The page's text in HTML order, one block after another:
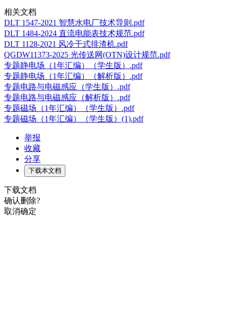
相关文档
DLT 1547-2021 智慧水电厂技术导则.pdf
DLT 1484-2024 直流电能表技术规范.pdf
DLT 1128-2021 风冷干式排渣机.pdf
QGDW11373-2025 光传送网(OTN)设计规范.pdf
专题静电场（1年汇编）（学生版）.pdf
专题静电场（1年汇编）（解析版）.pdf
专题电路与电磁感应（学生版）.pdf
专题电路与电磁感应（解析版）.pdf
专题磁场（1年汇编）（学生版）.pdf
专题磁场（1年汇编）（学生版）(1).pdf
举报
收藏
分享
下载本文档
下载文档
确认删除?
取消确定